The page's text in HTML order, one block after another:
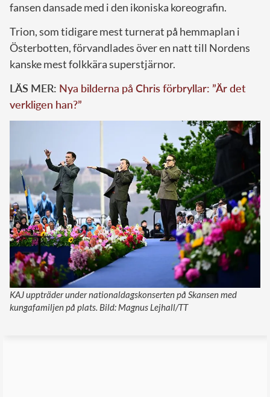
fansen dansade med i den ikoniska koreografin.
Trion, som tidigare mest turnerat på hemmaplan i
Österbotten, förvandlades över en natt till Nordens
kanske mest folkkära superstjärnor.
LÄS MER: Nya bilderna på Chris förbryllar: ”Är det
verkligen han?”
KAJ uppträder under nationaldagskonserten på Skansen med
kungafamiljen på plats. Bild: Magnus Lejhall/TT